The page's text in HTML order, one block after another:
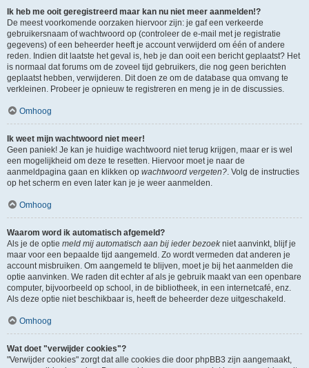
Ik heb me ooit geregistreerd maar kan nu niet meer aanmelden!?
De meest voorkomende oorzaken hiervoor zijn: je gaf een verkeerde
gebruikersnaam of wachtwoord op (controleer de e-mail met je registratie
gegevens) of een beheerder heeft je account verwijderd om één of andere
reden. Indien dit laatste het geval is, heb je dan ooit een bericht geplaatst? Het
is normaal dat forums om de zoveel tijd gebruikers, die nog geen berichten
geplaatst hebben, verwijderen. Dit doen ze om de database qua omvang te
verkleinen. Probeer je opnieuw te registreren en meng je in de discussies.
Omhoog
Ik weet mijn wachtwoord niet meer!
Geen paniek! Je kan je huidige wachtwoord niet terug krijgen, maar er is wel
een mogelijkheid om deze te resetten. Hiervoor moet je naar de
aanmeldpagina gaan en klikken op wachtwoord vergeten?. Volg de instructies
op het scherm en even later kan je je weer aanmelden.
Omhoog
Waarom word ik automatisch afgemeld?
Als je de optie meld mij automatisch aan bij ieder bezoekniet aanvinkt, blijf je
maar voor een bepaalde tijd aangemeld. Zo wordt vermeden dat anderen je
account misbruiken. Om aangemeld te blijven, moet je bij het aanmelden die
optie aanvinken. We raden dit echter af als je gebruik maakt van een openbare
computer, bijvoorbeeld op school, in de bibliotheek, in een internetcafé, enz.
Als deze optie niet beschikbaar is, heeft de beheerder deze uitgeschakeld.
Omhoog
Wat doet "verwijder cookies"?
"Verwijder cookies" zorgt dat alle cookies die door phpBB3 zijn aangemaakt,